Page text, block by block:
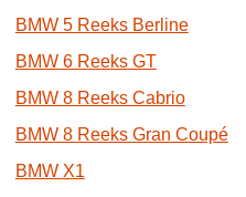
BMW 5 Reeks Berline
BMW 6 Reeks GT
BMW 8 Reeks Cabrio
BMW 8 Reeks Gran Coupé
BMW X1